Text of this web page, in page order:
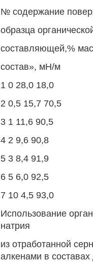
№ содержание
образца
составляющей,%
состав», мН/м
1 0 28,0 18,0
2 0,5 15,7 70,5
3 1 11,6 90,5
4 2 9,6 90,8
5 3 8,4 91,9
6 5 6,0 92,5
7 10 4,5 93,0
Использование
натрия
из отработанной
алкенами в